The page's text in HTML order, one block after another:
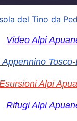
del Tino da
Video Alpi
Appennino
Alpi
Rifugi Alpi